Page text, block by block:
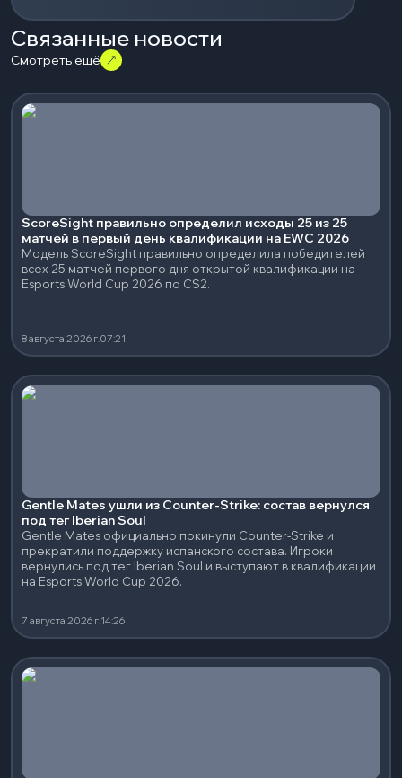
Связанные новости
Смотреть ещё
ScoreSight правильно определил исходы 25 из 25
матчей в первый день квалификации на EWC 2026
Модель ScoreSight правильно определила победителей
всех 25 матчей первого дня открытой квалификации на
Esports World Cup 2026 по CS2.
8 августа 2026 г.07:21
Gentle Mates ушли из Counter-Strike: состав вернулся
под тег Iberian Soul
Gentle Mates официально покинули Counter-Strike и
прекратили поддержку испанского состава. Игроки
вернулись под тег Iberian Soul и выступают в квалификации
на Esports World Cup 2026.
7 августа 2026 г.14:26